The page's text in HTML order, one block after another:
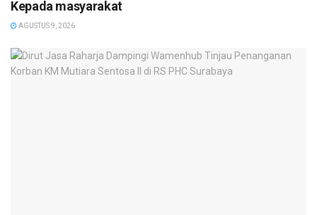
Kepada masyarakat
AGUSTUS 9, 2026